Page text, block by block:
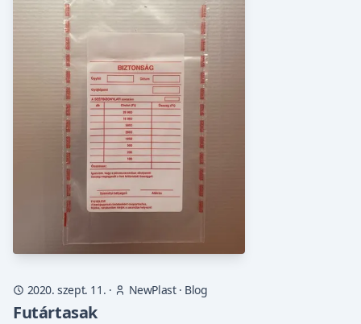
2020. szept. 11. · NewPlast· Blog
Futártasak